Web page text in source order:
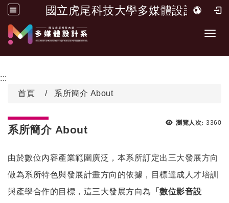
國立虎尾科技大學多媒體設計系
跳到主要內容
:::
首頁
系所簡介 About
瀏覽人次: 瀏覽
3360
系所簡介 About
由於數位內容產業範圍廣泛，本系所訂定出三大發展方向
做為系所特色與發展計畫方向的依據，目標達成人才培訓
與產學合作的目標，這三大發展方向為 「數位影音設